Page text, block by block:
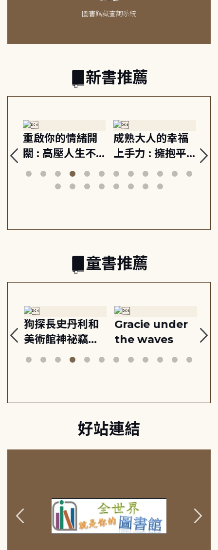
圖書館藏查詢系統
新書推薦
重啟你的情緒開
關 : 高壓人生不
爆炸指南, 5分鐘
減輕身心壓力, 找
成熟大人的幸福
上手力 : 擁抱平
凡中的每個燦爛
時刻, 給匱乏世代
球
童書推薦
狗探長史丹利和
美術館神祕竊盜
案
Gracie under
the waves
好站連結